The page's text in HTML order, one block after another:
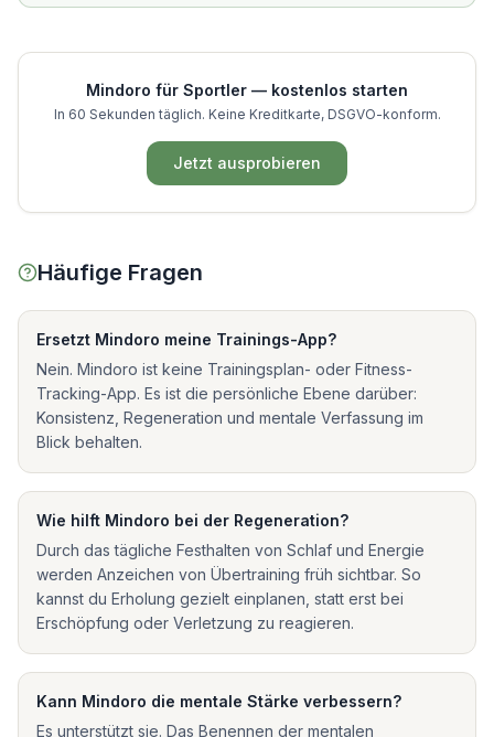
Mindoro für Sportler — kostenlos starten
In 60 Sekunden täglich. Keine Kreditkarte, DSGVO-konform.
Jetzt ausprobieren
Häufige Fragen
Ersetzt Mindoro meine Trainings-App?
Nein. Mindoro ist keine Trainingsplan- oder Fitness-
Tracking-App. Es ist die persönliche Ebene darüber:
Konsistenz, Regeneration und mentale Verfassung im
Blick behalten.
Wie hilft Mindoro bei der Regeneration?
Durch das tägliche Festhalten von Schlaf und Energie
werden Anzeichen von Übertraining früh sichtbar. So
kannst du Erholung gezielt einplanen, statt erst bei
Erschöpfung oder Verletzung zu reagieren.
Kann Mindoro die mentale Stärke verbessern?
Es unterstützt sie. Das Benennen der mentalen